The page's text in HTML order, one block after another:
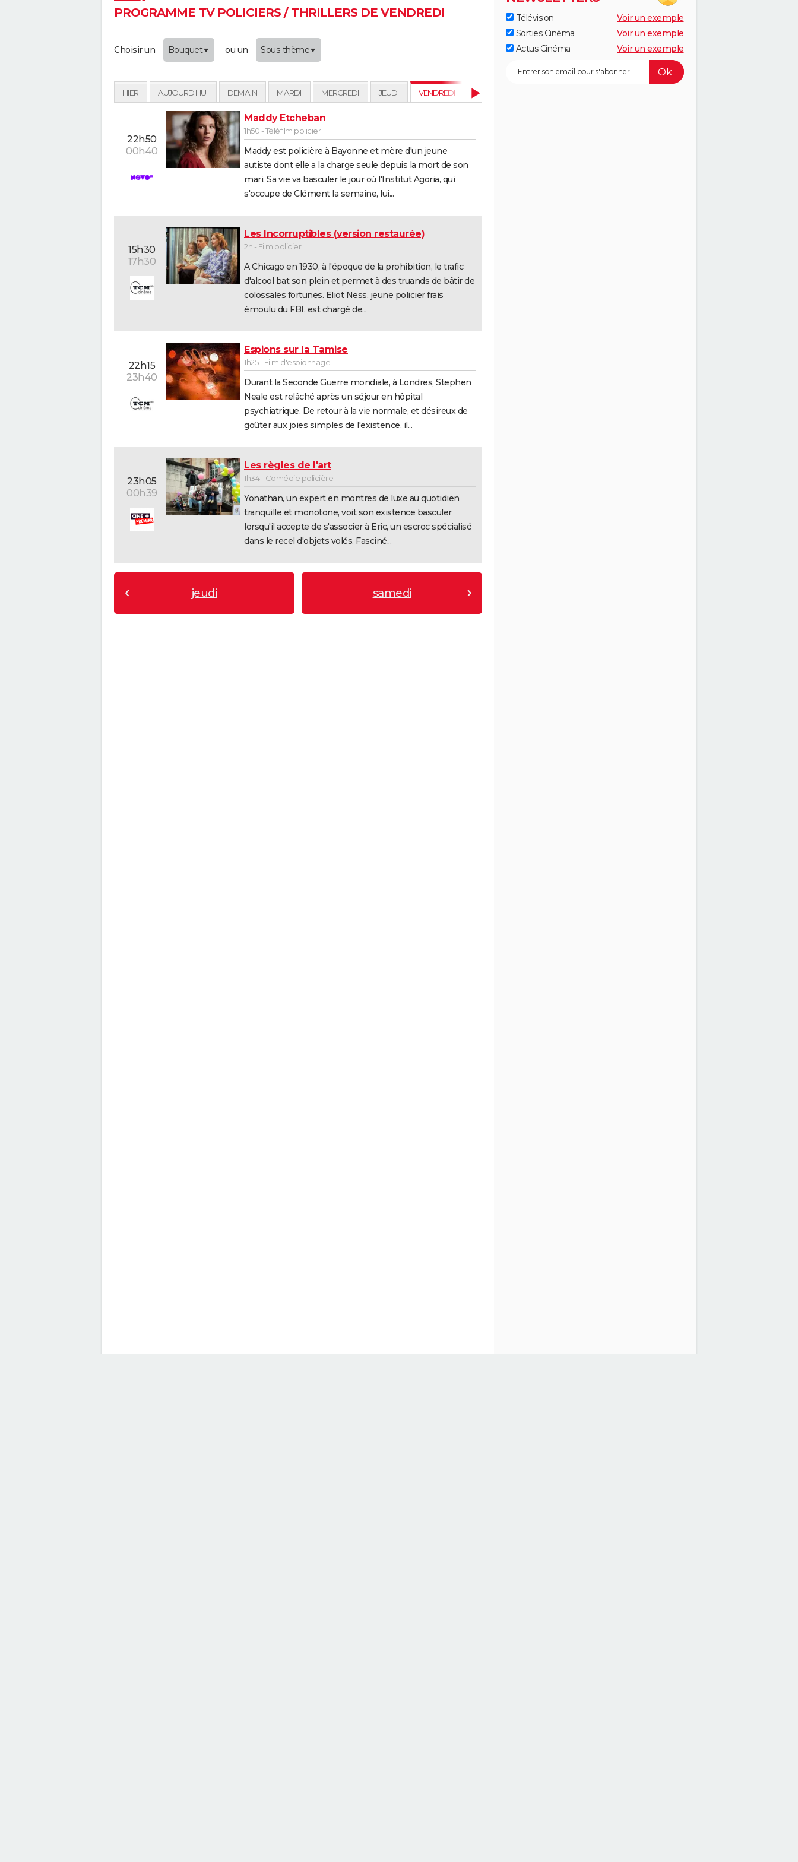
PROGRAMME TV POLICIERS / THRILLERS DE VENDREDI
Choisir un Bouquet ou un Sous-thème
HIER AUJOURD'HUI DEMAIN MARDI MERCREDI JEUDI VENDREDI SAMEDI
22h50
00h40
Maddy Etcheban
1h50 - Téléfilm policier
Maddy est policière à Bayonne et mère d'un jeune
autiste dont elle a la charge seule depuis la mort de son
mari. Sa vie va basculer le jour où l'Institut Agoria, qui
s'occupe de Clément la semaine, lui...
15h30
17h30
Les Incorruptibles (version restaurée)
2h - Film policier
A Chicago en 1930, à l'époque de la prohibition, le trafic
d'alcool bat son plein et permet à des truands de bâtir de
colossales fortunes. Eliot Ness, jeune policier frais
émoulu du FBI, est chargé de...
22h15
23h40
Espions sur la Tamise
1h25 - Film d'espionnage
Durant la Seconde Guerre mondiale, à Londres, Stephen
Neale est relâché après un séjour en hôpital
psychiatrique. De retour à la vie normale, et désireux de
goûter aux joies simples de l'existence, il...
23h05
00h39
Les règles de l'art
1h34 - Comédie policière
Yonathan, un expert en montres de luxe au quotidien
tranquille et monotone, voit son existence basculer
lorsqu'il accepte de s'associer à Eric, un escroc spécialisé
dans le recel d'objets volés. Fasciné...
jeudi samedi
Télévision
Voir un exemple
Sorties Cinéma
Voir un exemple
Actus Cinéma
Voir un exemple